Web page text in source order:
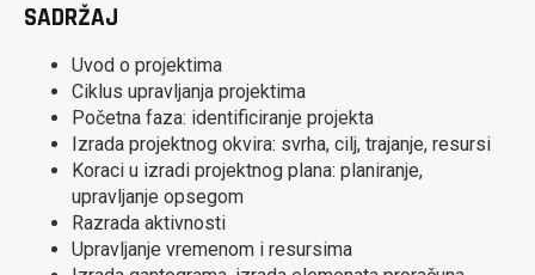
SADRŽAJ
Uvod o projektima
Ciklus upravljanja projektima
Početna faza: identificiranje projekta
Izrada projektnog okvira: svrha, cilj, trajanje, resursi
Koraci u izradi projektnog plana: planiranje,
upravljanje opsegom
Razrada aktivnosti
Upravljanje vremenom i resursima